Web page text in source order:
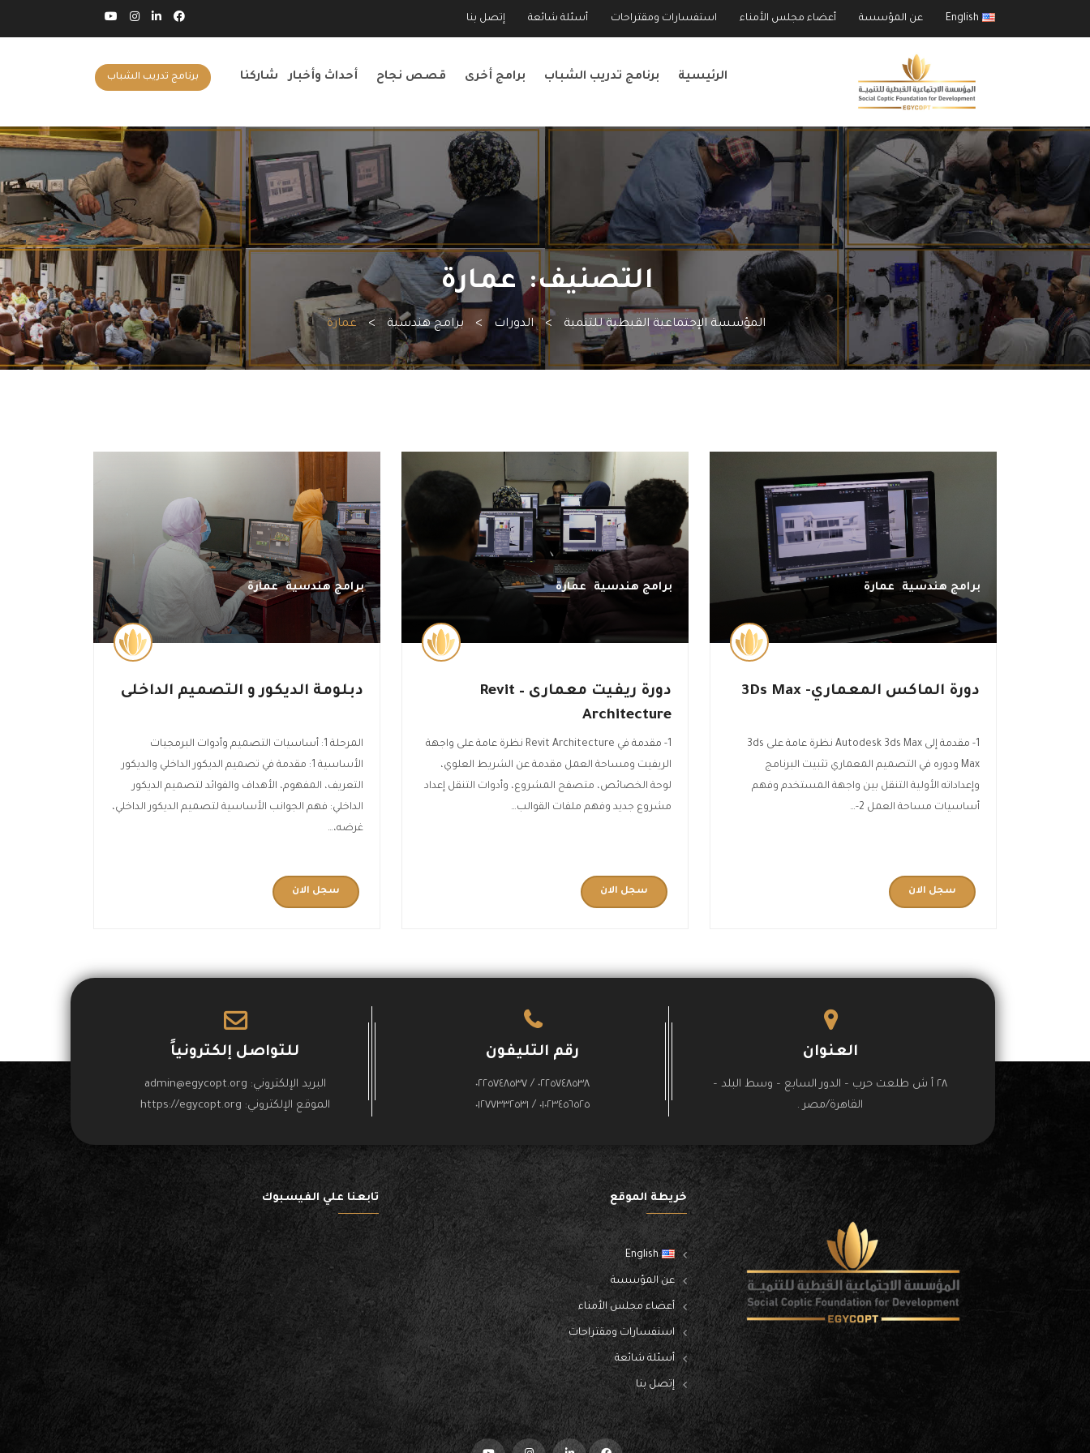
English عن المؤسسة أعضاء مجلس الأمناء استفسارات ومقتراحات أسئلة شائعة إتصل بنا
الرئيسية برنامج تدريب الشباب برامج أخرى قصص نجاح أحداث وأخبار شاركنا برنامج تدريب الشباب
التصنيف: عمارة
المؤسسة الإجتماعية القبطية للتنمية > الدورات > برامج هندسية > عمارة
برامج هندسية, عمارة
دورة الماكس المعماري- 3Ds Max
1- مقدمة إلى Autodesk 3ds Max نظرة عامة على 3ds
Max ودوره في التصميم المعماري تثبيت البرنامج
وإعداداته الأولية التنقل بين واجهة المستخدم وفهم
أساسيات مساحة العمل 2-…
سجل الان
برامج هندسية عمارة
دورة ريفيت معمارى – Revit
Architecture
1- مقدمة في Revit Architecture نظرة عامة على واجهة
الريفيت ومساحة العمل مقدمة عن الشريط العلوي،
لوحة الخصائص، متصفح المشروع، وأدوات التنقل إعداد
مشروع جديد وفهم ملفات القوالب…
سجل الان
برامج هندسية, عمارة
دبلومة الديكور و التصميم الداخلى
المرحلة 1: أساسيات التصميم وأدوات البرمجيات
الأساسية 1: مقدمة في تصميم الديكور الداخلي والديكور
التعريف، المفهوم، الأهداف والفوائد لتصميم الديكور
الداخلي: فهم الجوانب الأساسية لتصميم الديكور الداخلي،
غرضه،…
سجل الان
العنوان
٢٨ أ ش طلعت حرب – الدور السابع – وسط البلد –
القاهرة/مصر .
رقم التليفون
٠٢٢٥٧٤٨٥٣٨ / ٠٢٢٥٧٤٨٥٣٧
٠١٠٢٣٤٥٦٥٢٥ / ٠١٢٧٧٣٣٢٥٣١
للتواصل إلكترونياً
البريد الإلكتروني: admin@egycopt.org
الموقع الإلكتروني: https://egycopt.org
خريطة الموقع
English
عن المؤسسة
أعضاء مجلس الأمناء
استفسارات ومقتراحات
أسئلة شائعة
إتصل بنا
تابعنا علي الفيسبوك